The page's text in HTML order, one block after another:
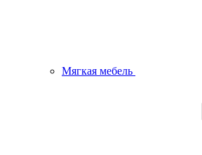
Мягкая мебель